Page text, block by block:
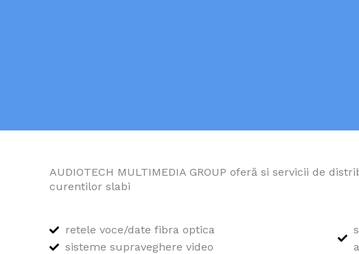
AUDIOTECH MULTIMEDIA GROUP oferă si servicii de
curentilor slabi
retele voce/date fibra optica
sisteme supraveghere video